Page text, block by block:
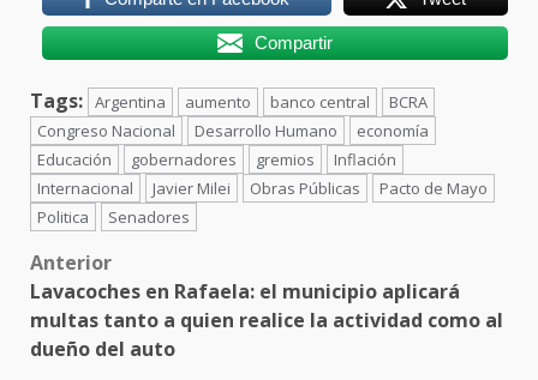
Compartir
Tags: Argentina aumento banco central
BCRA
Congreso Nacional
Desarrollo Humano
economía
Educación
gobernadores gremios
Inflación
Internacional
Javier Milei Obras Públicas
Pacto de Mayo
Politica
Senadores
Post
navigation
Anterior
Lavacoches en Rafaela: el municipio aplicará
multas tanto a quien realice la actividad como al
dueño del auto